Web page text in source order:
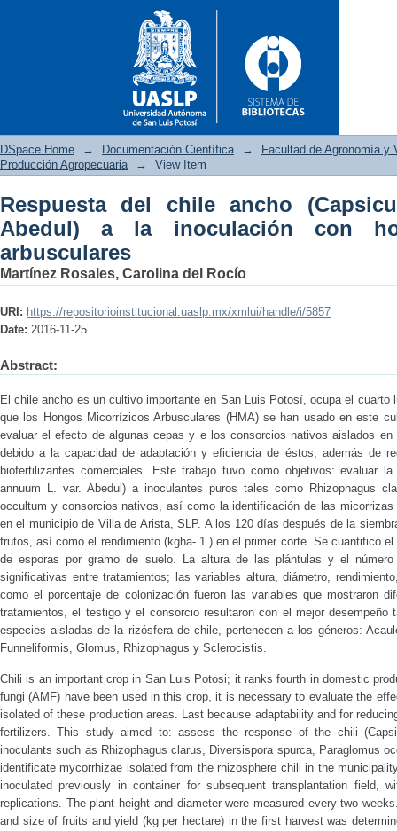
Respuesta del chile ancho
hongos micorrízicos
DSpace Home → Documentación Científica →
Facultad de Agronomía y
Producción Agropecuaria
→ View Item
Respuesta del chile ancho
Abedul) a la inoculación con
arbusculares
Martínez Rosales, Carolina del Rocío
URI: https://repositorioinstitucional.uaslp.mx/xmlui/handle/i/5857
Date: 2016-11-25
Abstract:
El chile ancho es un cultivo importante en San Luis Potosí, ocupa el cuarto
que los Hongos Micorrízicos Arbusculares (HMA) se han usado en este
evaluar el efecto de algunas cepas y e los consorcios nativos aislados
debido a la capacidad de adaptación y eficiencia de éstos, además de
biofertilizantes comerciales. Este trabajo tuvo como objetivos: evaluar
annuum L. var. Abedul) a inoculantes puros tales como Rhizophagus
occultum y consorcios nativos, así como la identificación de las
en el municipio de Villa de Arista, SLP. A los 120 días después de la
frutos, así como el rendimiento (kgha- 1 ) en el primer corte. Se cuantificó
de esporas por gramo de suelo. La altura de las plántulas y el
significativas entre tratamientos; las variables altura, diámetro,
como el porcentaje de colonización fueron las variables que mostraron
tratamientos, el testigo y el consorcio resultaron con el mejor desempeño
especies aisladas de la rizósfera de chile, pertenecen a los géneros:
Funneliformis, Glomus, Rhizophagus y Sclerocistis.
Chili is an important crop in San Luis Potosi; it ranks fourth in domestic
fungi (AMF) have been used in this crop, it is necessary to evaluate the
isolated of these production areas. Last because adaptability and for
fertilizers. This study aimed to: assess the response of the chili
inoculants such as Rhizophagus clarus, Diversispora spurca, Paraglomus
identificate mycorrhizae isolated from the rhizosphere chili in the
inoculated previously in container for subsequent transplantation field,
replications. The plant height and diameter were measured every two
and size of fruits and yield (kg per hectare) in the first harvest was